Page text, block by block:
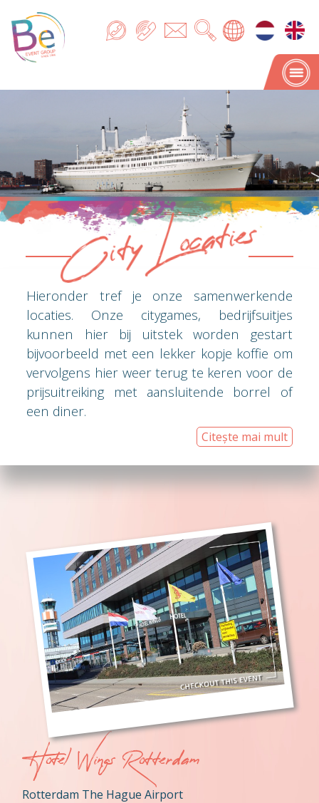
City Locaties
City Locaties
Hieronder tref je onze samenwerkende
locaties. Onze citygames, bedrijfsuitjes
kunnen hier bij uitstek worden gestart
bijvoorbeeld met een lekker kopje koffie om
vervolgens hier weer terug te keren voor de
prijsuitreiking met aansluitende borrel of
een diner.
Citește mai mult
Hotel Wings Rotterdam
Rotterdam The Hague Airport